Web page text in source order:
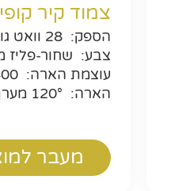
צמוד קיר קופי
הארה: 120° מערך לדים: ...
מעבר